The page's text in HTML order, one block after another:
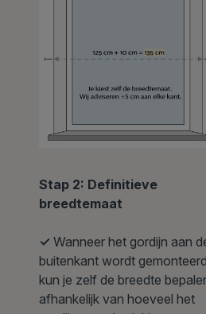
Stap 2: Definitieve
breedtemaat
✓Wanneer het gordijn aan
buitenkant wordt
kun je zelf de breedte
afhankelijk van hoeveel het